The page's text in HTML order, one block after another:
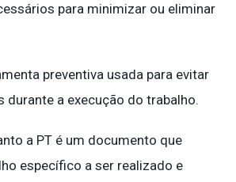
para minimizar ou eliminar
preventiva usada para evitar
durante a execução do trabalho.
a PT é um documento que
específico a ser realizado e